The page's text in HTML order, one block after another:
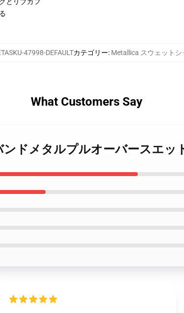
47998-DEFAULTカテゴリー: Metallica スウェットシ
What Customers Say
ドメタルプルオーバースエッ